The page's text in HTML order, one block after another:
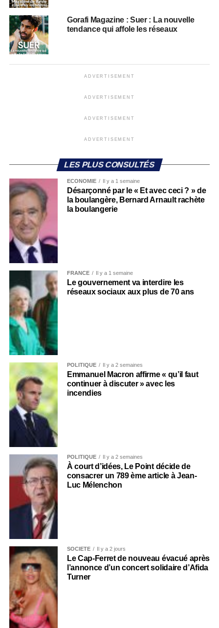
Gorafi Magazine : Suer : La nouvelle
tendance qui affole les réseaux
ADVERTISEMENT
ADVERTISEMENT
ADVERTISEMENT
ADVERTISEMENT
LES PLUS CONSULTÉS
ECONOMIE Il y a 1 semaine
Désarçonné par le « Et avec ceci ? » de
la boulangère, Bernard Arnault rachète
la boulangerie
FRANCE Il y a 1 semaine
Le gouvernement va interdire les
réseaux sociaux aux plus de 70 ans
POLITIQUE Il y a 2 semaines
Emmanuel Macron affirme « qu’il faut
continuer à discuter » avec les
incendies
POLITIQUE Il y a 2 semaines
À court d’idées, Le Point décide de
consacrer un 789 ème article à Jean-
Luc Mélenchon
SOCIÉTÉ Il y a 2 jours
Le Cap-Ferret de nouveau évacué après
l’annonce d’un concert solidaire d’Afida
Turner